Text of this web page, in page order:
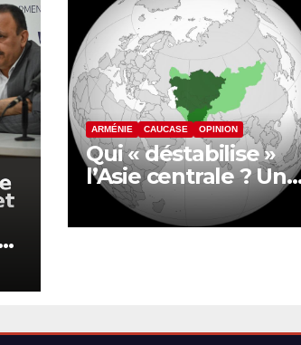
ARMÉNIE CAUCASE OPINION
Qui « déstabilise »
l’Asie centrale ? Une
révolte inquiète le
nord de